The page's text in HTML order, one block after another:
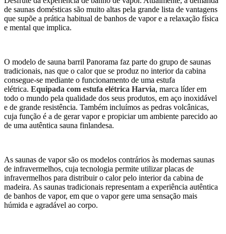
de saunas domésticas são muito altas pela grande lista de vantagens
que supõe a prática habitual de banhos de vapor e a relaxação física
e mental que implica.
O modelo de sauna barril Panorama faz parte do grupo de saunas
tradicionais, nas que o calor que se produz no interior da cabina
consegue-se mediante o funcionamento de uma estufa
elétrica. Equipada com estufa elétrica Harvia, marca líder em
todo o mundo pela qualidade dos seus produtos, em aço inoxidável
e de grande resistência. Também incluímos as pedras volcânicas,
cuja função é a de gerar vapor e propiciar um ambiente parecido ao
de uma autêntica sauna finlandesa.
As saunas de vapor são os modelos contrários às modernas saunas
de infravermelhos, cuja tecnologia permite utilizar placas de
infravermelhos para distribuir o calor pelo interior da cabina de
madeira. As saunas tradicionais representam a experiência autêntica
de banhos de vapor, em que o vapor gere uma sensação mais
húmida e agradável ao corpo.